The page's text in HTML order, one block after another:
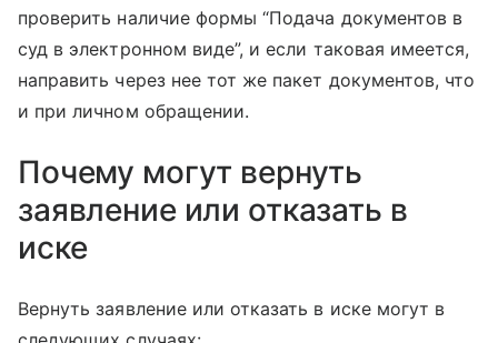
проверить наличие формы “Подача документов в
суд в электронном виде”, и если таковая имеется,
направить через нее тот же пакет документов, что
и при личном обращении.
Почему могут вернуть
заявление или отказать в
иске
Вернуть заявление или отказать в иске могут в